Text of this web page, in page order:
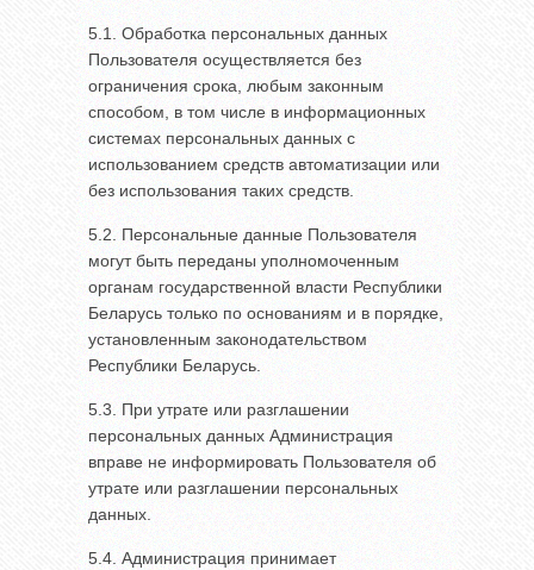
5.1. Обработка персональных данных
Пользователя осуществляется без
ограничения срока, любым законным
способом, в том числе в информационных
системах персональных данных с
использованием средств автоматизации или
без использования таких средств.
5.2. Персональные данные Пользователя
могут быть переданы уполномоченным
органам государственной власти Республики
Беларусь только по основаниям и в порядке,
установленным законодательством
Республики Беларусь.
5.3. При утрате или разглашении
персональных данных Администрация
вправе не информировать Пользователя об
утрате или разглашении персональных
данных.
5.4. Администрация принимает